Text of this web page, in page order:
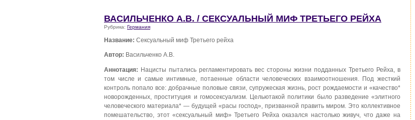
ВАСИЛЬЧЕНКО А.В. / СЕКСУАЛЬНЫЙ МИФ ТРЕТЬЕГО РЕЙХА
Рубрика: Германия
Название: Сексуальный миф Третьего рейха
Автор: Васильченко А.В.
Аннотация: Нацисты пытались регламентировать вес стороны жизни подданных Третьего Рейха, в
том числе и самые интимные, потаенные области человеческих взаимоотношения. Под жесткий
контроль попало все: добрачные половые связи, супружеская жизнь, рост рождаемости и «качество*
новорожденных, проституция и гомосексуализм. Цельютакой политики было разведение «элитного
человеческого материала* — будущей «расы господ», призванной править миром. Это коллективное
помешательство, этот «сексуальный миф» Третьего Рейха оказался настолько живуч, что даже на